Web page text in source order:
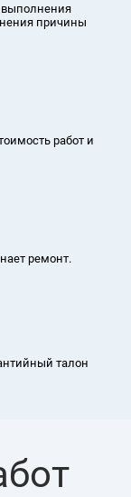
причины
работ и
ремонт.
талон